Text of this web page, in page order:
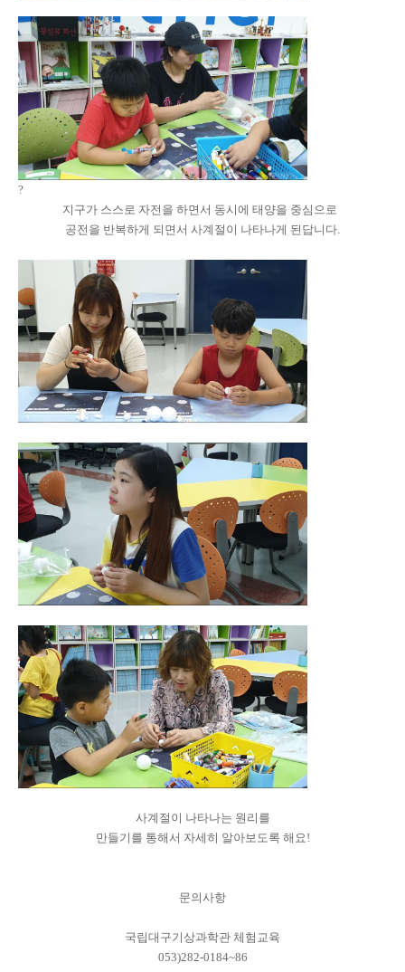
?
지구가 스스로 자전을 하면서 동시에 태양을 중심으로
공전을 반복하게 되면서 사계절이 나타나게 된답니다.
사계절이 나타나는 원리를
만들기를 통해서 자세히 알아보도록 해요!
문의사항
국립대구기상과학관 체험교육
053)282-0184~86